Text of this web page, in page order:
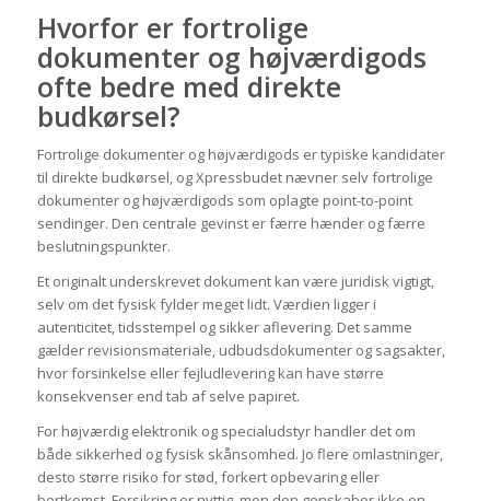
Hvorfor er fortrolige
dokumenter og højværdigods
ofte bedre med direkte
budkørsel?
Fortrolige dokumenter og højværdigods er typiske kandidater
til direkte budkørsel, og Xpressbudet nævner selv fortrolige
dokumenter og højværdigods som oplagte point-to-point
sendinger. Den centrale gevinst er færre hænder og færre
beslutningspunkter.
Et originalt underskrevet dokument kan være juridisk vigtigt,
selv om det fysisk fylder meget lidt. Værdien ligger i
autenticitet, tidsstempel og sikker aflevering. Det samme
gælder revisionsmateriale, udbudsdokumenter og sagsakter,
hvor forsinkelse eller fejludlevering kan have større
konsekvenser end tab af selve papiret.
For højværdig elektronik og specialudstyr handler det om
både sikkerhed og fysisk skånsomhed. Jo flere omlastninger,
desto større risiko for stød, forkert opbevaring eller